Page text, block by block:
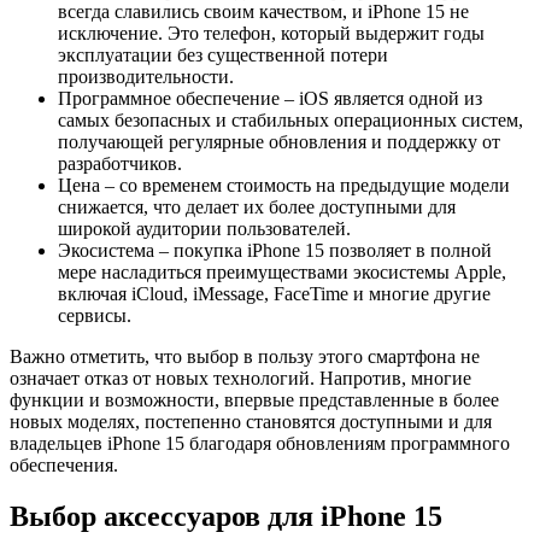
всегда славились своим качеством, и iPhone 15 не
исключение. Это телефон, который выдержит годы
эксплуатации без существенной потери
производительности.
Программное обеспечение – iOS является одной из
самых безопасных и стабильных операционных систем,
получающей регулярные обновления и поддержку от
разработчиков.
Цена – со временем стоимость на предыдущие модели
снижается, что делает их более доступными для
широкой аудитории пользователей.
Экосистема – покупка iPhone 15 позволяет в полной
мере насладиться преимуществами экосистемы Apple,
включая iCloud, iMessage, FaceTime и многие другие
сервисы.
Важно отметить, что выбор в пользу этого смартфона не
означает отказ от новых технологий. Напротив, многие
функции и возможности, впервые представленные в более
новых моделях, постепенно становятся доступными и для
владельцев iPhone 15 благодаря обновлениям программного
обеспечения.
Выбор аксессуаров для iPhone 15